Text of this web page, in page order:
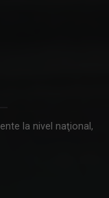
la nivel naţional,